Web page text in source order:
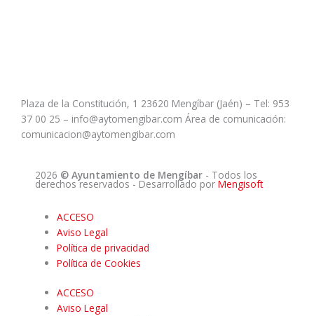
Plaza de la Constitución, 1 23620 Mengíbar (Jaén) – Tel: 953
37 00 25 – info@aytomengibar.com Área de comunicación:
comunicacion@aytomengibar.com
2026 © Ayuntamiento de Mengíbar - Todos los
derechos reservados - Desarrollado por Mengisoft
ACCESO
Aviso Legal
Política de privacidad
Política de Cookies
ACCESO
Aviso Legal